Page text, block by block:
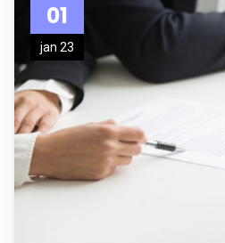
01
jan 23